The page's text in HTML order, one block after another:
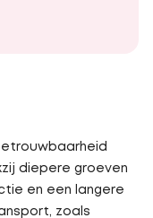
diepere groeven
en een langere
zoals